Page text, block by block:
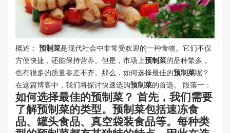
概述： 预制菜是现代社会中非常受欢迎的一种食物。它们不仅
方便快捷，还能保持营养。但是，市场上预制菜的品种繁多，
也有很多的质量参差不齐。那么，如何选择最佳的预制菜呢？
在这篇博客中，我们将探讨快速选购预制菜的首选。 段落一：
如何选择最佳的预制菜 ？ 首先，我们需要
了解预制菜的类型。 预制菜包括速冻食
品、罐头食品、真空袋装食品等。每种类